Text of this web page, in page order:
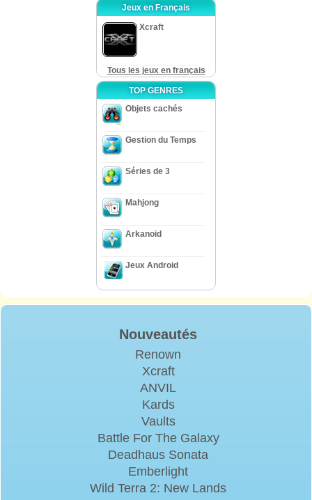
Jeux en Français
Xcraft
Tous les jeux en français
TOP GENRES
Objets cachés
Gestion du Temps
Séries de 3
Mahjong
Arkanoid
Jeux Android
Nouveautés
Renown
Xcraft
ANVIL
Kards
Vaults
Battle For The Galaxy
Deadhaus Sonata
Emberlight
Wild Terra 2: New Lands